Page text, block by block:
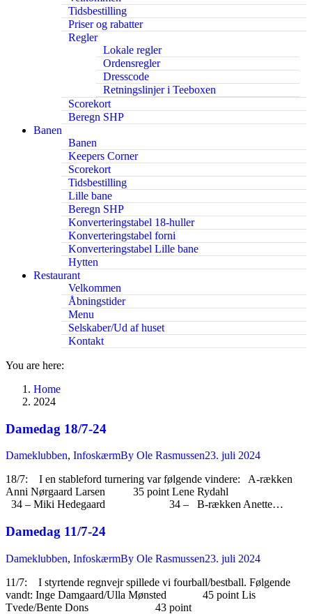
Tidsbestilling
Priser og rabatter
Regler
Lokale regler
Ordensregler
Dresscode
Retningslinjer i Teeboxen
Scorekort
Beregn SHP
Banen
Banen
Keepers Corner
Scorekort
Tidsbestilling
Lille bane
Beregn SHP
Konverteringstabel 18-huller
Konverteringstabel forni
Konverteringstabel Lille bane
Hytten
Restaurant
Velkommen
Åbningstider
Menu
Selskaber/Ud af huset
Kontakt
You are here:
Home
2024
Damedag 18/7-24
Dameklubben, InfoskærmBy Ole Rasmussen23. juli 2024
18/7: I en stableford turnering var følgende vindere: A-rækken
Anni Nørgaard Larsen 35 point Lene Rydahl
34 – Miki Hedegaard 34 – B-rækken Anette…
Damedag 11/7-24
Dameklubben, InfoskærmBy Ole Rasmussen23. juli 2024
11/7: I styrtende regnvejr spillede vi fourball/bestball. Følgende
vandt: Inge Damgaard/Ulla Mønsted 45 point Lis
Tvede/Bente Dons 43 point